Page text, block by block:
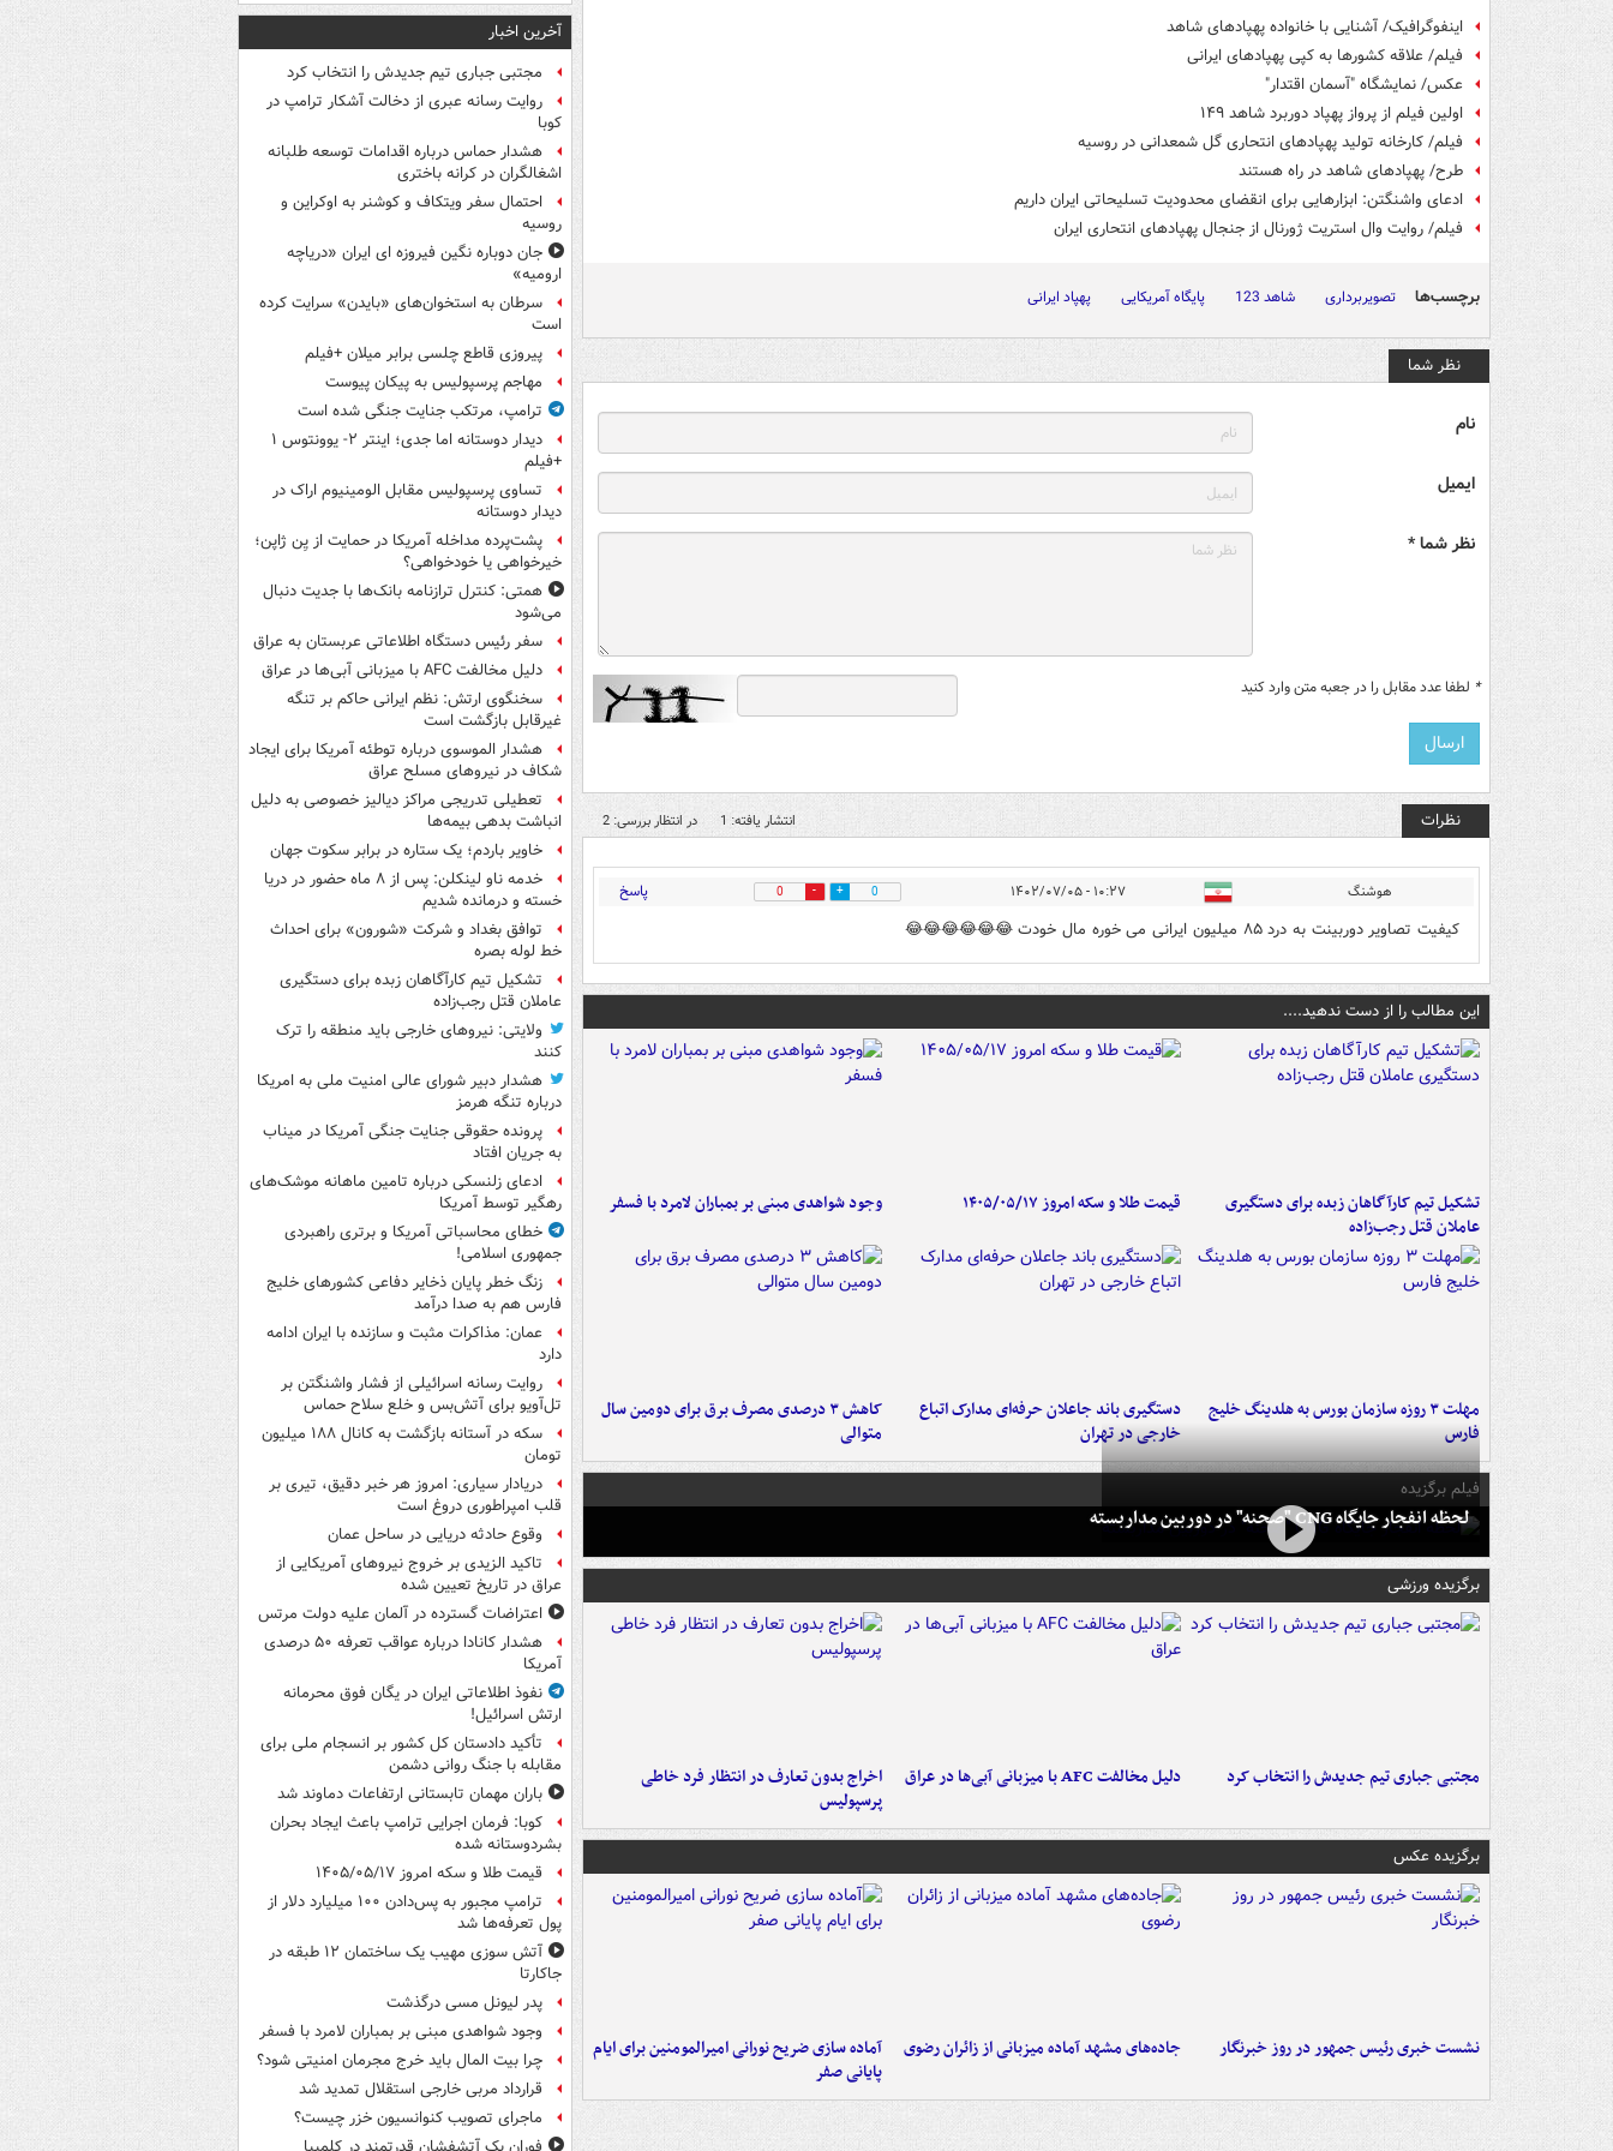
اینفوگرافیک/ آشنایی با خانواده پهپادهای شاهد
فیلم/ علاقه کشورها به کپی پهپادهای ایرانی
عکس/ نمایشگاه "آسمان اقتدار"
اولین فیلم از پرواز پهپاد دوربرد شاهد ۱۴۹
فیلم/ کارخانه تولید پهپادهای انتحاری گل شمعدانی در روسیه
طرح/ پهپادهای شاهد در راه هستند
ادعای واشنگتن: ابزارهایی برای انقضای محدودیت تسلیحاتی ایران داریم
فیلم/ روایت وال استریت ژورنال از جنجال پهپادهای انتحاری ایران
برچسب‌ها تصویربرداری شاهد 123 پایگاه آمریکایی پهپاد ایرانی
نظر شما
نام
ایمیل
نظر شما *
* لطفا عدد مقابل را در جعبه متن وارد کنید
نظرات انتشار یافته: 1 در انتظار بررسی: 2
هوشنگ ۱۰:۲۷ - ۱۴۰۲/۰۷/۰۵ 0
0 پاسخ
کیفیت تصاویر دوربینت به درد ۸۵ میلیون ایرانی می خوره مال خودت 😂😂😂😂😂😂
این مطالب را از دست ندهید....
تشکیل تیم کارآگاهان زبده برای دستگیری
عاملان قتل رجب‌زاده
قیمت طلا و سکه امروز ۱۴۰۵/۰۵/۱۷ وجود شواهدی مبنی بر بمباران لامرد با فسفر
مهلت ۳ روزه سازمان بورس به هلدینگ خلیج
فارس
دستگیری باند جاعلان حرفه‌ای مدارک اتباع
خارجی در تهران
کاهش ۳ درصدی مصرف برق برای دومین سال
متوالی
فیلم برگزیده
لحظه انفجار جایگاه CNG "صحنه" در دوربین مداربسته
برگزیده ورزشی
مجتبی جباری تیم جدیدش را انتخاب کرد دلیل مخالفت AFC با میزبانی آبی‌ها در عراق
اخراج بدون تعارف در انتظار فرد خاطی
پرسپولیس
برگزیده عکس
نشست خبری رئیس جمهور در روز خبرنگار جاده‌های مشهد آماده میزبانی از زائران رضوی
آماده سازی ضریح نورانی امیرالمومنین برای ایام
پایانی صفر
آخرین اخبار
مجتبی جباری تیم جدیدش را انتخاب کرد
روایت رسانه عبری از دخالت آشکار ترامپ در
کوبا
هشدار حماس درباره اقدامات توسعه طلبانه
اشغالگران در کرانه باختری
احتمال سفر ویتکاف و کوشنر به اوکراین و
روسیه
جان دوباره نگین فیروزه ای ایران «دریاچه
ارومیه»
سرطان به استخوان‌های «بایدن» سرایت کرده
است
پیروزی قاطع چلسی برابر میلان +فیلم
مهاجم پرسپولیس به پیکان پیوست
ترامپ، مرتکب جنایت جنگی شده است
دیدار دوستانه اما جدی؛ اینتر ۲- یوونتوس ۱
+فیلم
تساوی پرسپولیس مقابل الومینیوم اراک در
دیدار دوستانه
پشت‌پرده مداخله آمریکا در حمایت از یِن ژاپن؛
خیرخواهی یا خودخواهی؟
همتی: کنترل ترازنامه بانک‌ها با جدیت دنبال
می‌شود
سفر رئیس دستگاه اطلاعاتی عربستان به عراق
دلیل مخالفت AFC با میزبانی آبی‌ها در عراق
سخنگوی ارتش: نظم ایرانی حاکم بر تنگه
غیرقابل بازگشت است
هشدار الموسوی درباره توطئه آمریکا برای ایجاد
شکاف در نیروهای مسلح عراق
تعطیلی تدریجی مراکز دیالیز خصوصی به دلیل
انباشت بدهی بیمه‌ها
خاویر باردم؛ یک ستاره در برابر سکوت جهان
خدمه ناو لینکلن: پس از ۸ ماه حضور در دریا
خسته و درمانده‌ شدیم
توافق بغداد و شرکت «شورون» برای احداث
خط لوله بصره
تشکیل تیم کارآگاهان زبده برای دستگیری
عاملان قتل رجب‌زاده
ولایتی: نیروهای خارجی باید منطقه را ترک
کنند
هشدار دبیر شورای عالی امنیت ملی به امریکا
درباره تنگه هرمز
پرونده حقوقی جنایت جنگی آمریکا در میناب
به جریان افتاد
ادعای زلنسکی درباره تامین ماهانه موشک‌های
رهگیر توسط آمریکا
خطای محاسباتی آمریکا و برتری راهبردی
جمهوری اسلامی!
زنگ خطر پایان ذخایر دفاعی کشورهای خلیج
فارس هم به صدا درآمد
عمان: مذاکرات مثبت و سازنده با ایران ادامه
دارد
روایت رسانه اسرائیلی از فشار واشنگتن بر
تل‌آویو برای آتش‌بس و خلع سلاح حماس
سکه در آستانه بازگشت به کانال ۱۸۸ میلیون
تومان
دریادار سیاری: امروز هر خبر دقیق، تیری بر
قلب امپراطوری دروغ است
وقوع حادثه دریایی در ساحل عمان
تاکید الزیدی بر خروج نیروهای آمریکایی از
عراق در تاریخ تعیین شده
اعتراضات گسترده در آلمان علیه دولت مرتس
هشدار کانادا درباره عواقب تعرفه ۵۰ درصدی
آمریکا
نفوذ اطلاعاتی ایران در یگان فوق محرمانه
ارتش اسرائیل!
تأکید دادستان کل کشور بر انسجام ملی برای
مقابله با جنگ روانی دشمن
باران مهمان تابستانی ارتفاعات دماوند شد
کوبا: فرمان اجرایی ترامپ باعث ایجاد بحران
بشردوستانه شده
قیمت طلا و سکه امروز ۱۴۰۵/۰۵/۱۷
ترامپ مجبور به پس‌دادن ۱۰۰ میلیارد دلار از
پول تعرفه‌ها شد
آتش سوزی مهیب یک ساختمان ۱۲ طبقه در
جاکارتا
پدر لیونل مسی درگذشت
وجود شواهدی مبنی بر بمباران لامرد با فسفر
چرا بیت المال باید خرج مجرمان امنیتی شود؟
قرارداد مربی خارجی استقلال تمدید شد
ماجرای تصویب کنوانسیون خزر چیست؟